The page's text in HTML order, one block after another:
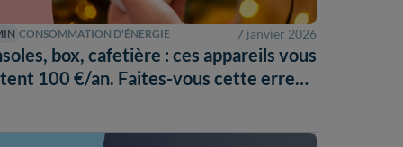
CONSOMMATION D'ÉNERGIE 7 janvier 2026
box, cafetière : ces appareils vous
100 €/an. Faites-vous cette erreur